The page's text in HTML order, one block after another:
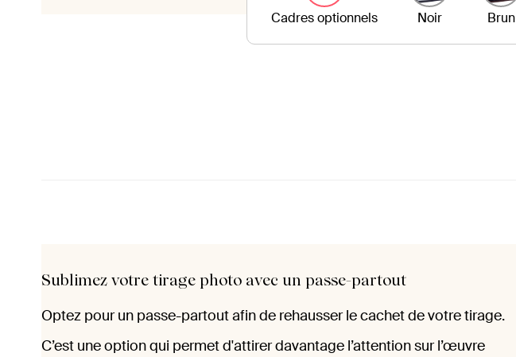
Cadres optionnels Noir Brun
Sublimez votre tirage photo avec un passe-partout
Optez pour un passe-partout afin de rehausser le cachet de votre tirage.
C’est une option qui permet d'attirer davantage l’attention sur l’œuvre